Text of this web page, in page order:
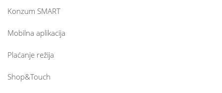
Konzum SMART
Mobilna aplikacija
Plaćanje režija
Shop&Touch